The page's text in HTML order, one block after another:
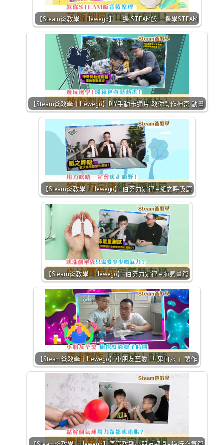
【Steam爸教學｜Hewego】 一邊 STEAM飯 一邊學STEAM
【Steam爸教學｜Hewego】DIY手動卡通片 教你製作神奇 動畫
【Steam爸教學｜Hewego】 伯努力定律 – 紙之呼吸篇
【Steam爸教學｜Hewego】 伯努力定律 – 肺氣量篇
【Steam爸教學｜Hewego】小朋友至愛 「 鬼口水 」製作